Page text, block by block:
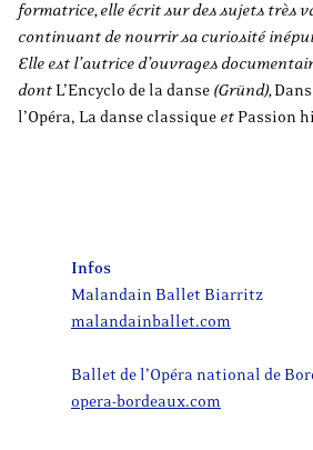
formatrice, elle écrit sur des sujets très
continuant de nourrir sa curiosité
Elle est l’autrice d’ouvrages
dontL’Encyclo de la danse (Gründ),
l’Opéra, La danse classique etPassion
Infos
Malandain Ballet Biarritz
malandainballet.com
Ballet de l’Opéra national de
opera-bordeaux.com